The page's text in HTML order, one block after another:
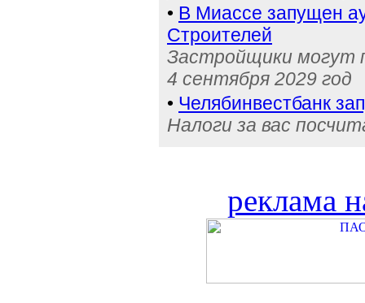
• В Миассе запущен
Строителей
Застройщики могут
4 сентября 2029 год
• Челябинвестбанк
Налоги за вас
реклама